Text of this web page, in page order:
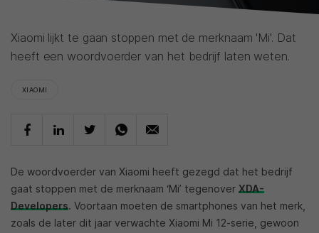
Xiaomi lijkt te gaan stoppen met de merknaam 'Mi'. Dat
heeft een woordvoerder van het bedrijf laten weten.
XIAOMI
De woordvoerder van Xiaomi heeft gezegd dat het bedrijf
gaat stoppen met de merknaam ‘Mi’ tegenover XDA-
Developers. Voortaan moeten de smartphones van het merk,
zoals de later dit jaar verwachte Xiaomi Mi 12-serie, gewoon